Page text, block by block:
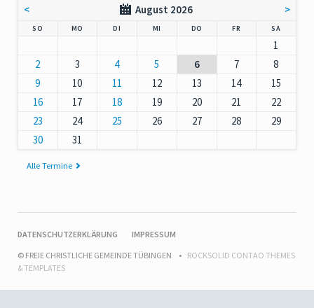
< August 2026 >
SO MO DI MI DO NNERSTAG
FR SAMSTAG
1
2
3 4 5 6 7
8
9
10 11 12 13 14
15
16
17 18 19 20 21
22
23
24 25 26 27 28
29
30
31
Alle Termine
NAVIGATION
DATENSCHUTZERKLÄRUNG
IMPRESSUM
© FREIE CHRISTLICHE GEMEINDE TÜBINGEN
ROCKSOLID CONTAO THEMES
& TEMPLATES